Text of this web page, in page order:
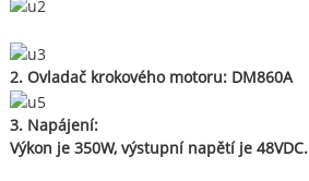
2. Ovladač krokového motoru: DM860A
3. Napájení:
Výkon je 350W, výstupní napětí je 48VDC.